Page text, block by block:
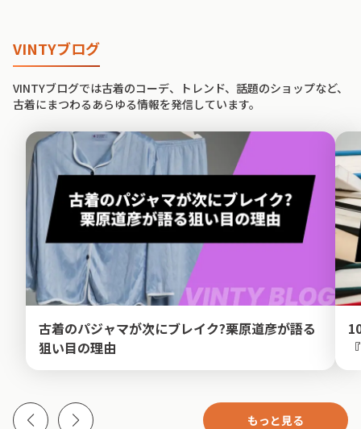
VINTYブログ
VINTYブログでは古着のコーデ、トレンド、話題のショップなど、
古着にまつわるあらゆる情報を発信しています。
古着のパジャマが次にブレイク?栗原道彦が語る
狙い目の理由
もっと見る